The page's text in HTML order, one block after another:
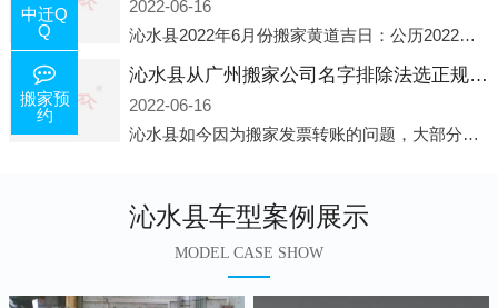
2022-06-16
沁水县2022年6月份搬家黄道吉日：公历2022年6月1日 农历五月初三 星期三 冲兔(己卯)公历2022年6月4日 农历五月初六 星期六 冲马(壬午)公历2022年6月8日 农历五月初十 星期三 冲狗(丙
沁水县从广州搬家公司名字排除法选正规公司
2022-06-16
沁水县如今因为搬家发票转账的问题，大部分搬家公司都已经注册了营业执照，早5年前基本上所谓的搬家公司都是无注册状态也就是无照营业，由于企业注册量大增所以各种企业信息展示平台如雨后春笋般遍地开花，如：天眼查，企
沁水县车型案例展示
MODEL CASE SHOW
中迁Q
Q
搬家预
约